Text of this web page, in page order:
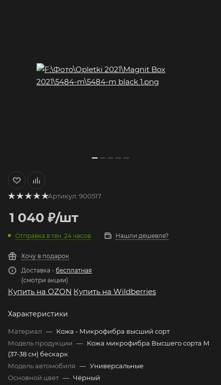
Артикул: 900517
1 040 ₽/шт
Отправка в теч. 24 часов Нашли дешевле?
Хочу в подарок
Доставка - бесплатная
(смотри акции)
Купить на OZON Купить на Wildberries
Характеристики
Материал — Кожа - Микрофибра высший сорт
Модель продукции — Кожа микрофибра Высшего сорта М
(37-38 см) бескарк
Модель автомобиля — Универсальные
Основной цвет — Чёрный